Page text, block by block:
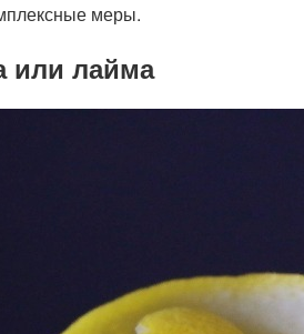
меры.
или лайма